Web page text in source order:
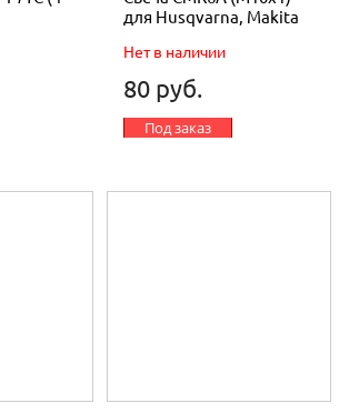
для Husqvarna, Makita
Нет в наличии
80 руб.
Под заказ